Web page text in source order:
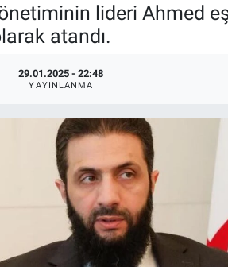
lideri Ahmed
atandı.
29.01.2025 - 22:48
YAYINLANMA